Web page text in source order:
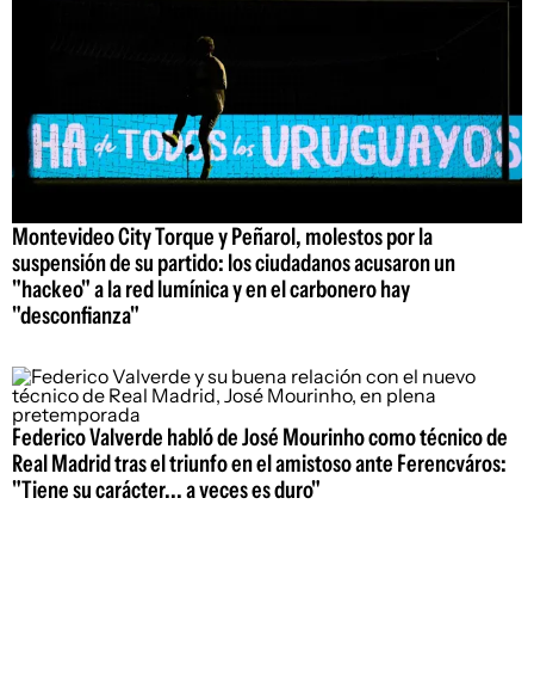
Montevideo City Torque y Peñarol, molestos por la
suspensión de su partido: los ciudadanos acusaron un
"hackeo" a la red lumínica y en el carbonero hay
"desconfianza"
Federico Valverde habló de José Mourinho como técnico de
Real Madrid tras el triunfo en el amistoso ante Ferencváros:
"Tiene su carácter... a veces es duro"